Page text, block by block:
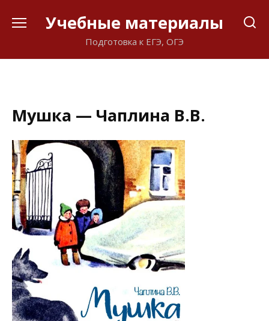
Учебные материалы
Подготовка к ЕГЭ, ОГЭ
Мушка — Чаплина В.В.